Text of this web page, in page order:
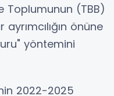
Toplumunun (TBB)
önüne
yöntemini
2022-2025